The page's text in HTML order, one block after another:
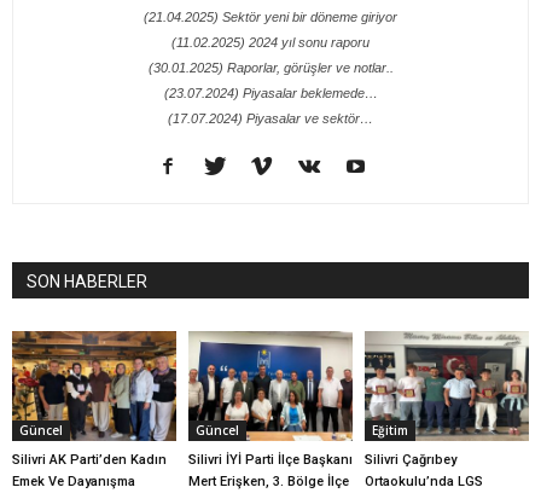
(21.04.2025) Sektör yeni bir döneme giriyor
(11.02.2025) 2024 yıl sonu raporu
(30.01.2025) Raporlar, görüşler ve notlar..
(23.07.2024) Piyasalar beklemede…
(17.07.2024) Piyasalar ve sektör…
SON HABERLER
Güncel
Silivri AK Parti’den Kadın
Emek Ve Dayanışma
Güncel
Silivri İYİ Parti İlçe Başkanı
Mert Erişken, 3. Bölge İlçe
Eğitim
Silivri Çağrıbey
Ortaokulu’nda LGS